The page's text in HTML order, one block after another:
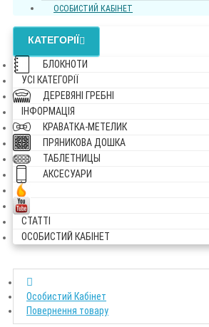
ОСОБИСТИЙ КАБІНЕТ
КАТЕГОРІЇ
БЛОКНОТИ
УСI КАТЕГОРІЇ
ДЕРЕВЯНІ ГРЕБНІ
ІНФОРМАЦІЯ
КРАВАТКА-МЕТЕЛИК
ПРЯНИКОВА ДОШКА
ТАБЛЕТНИЦЫ
АКСЕСУАРИ
СТАТТІ
ОСОБИСТИЙ КАБІНЕТ
Особистий Кабінет
Повернення товару